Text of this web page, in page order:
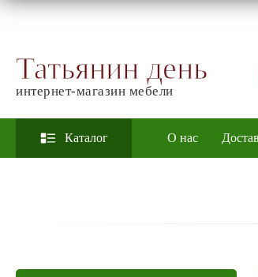
Татьянин день
интернет-магазин мебели
Каталог О нас